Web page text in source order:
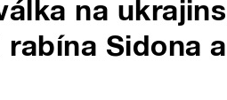
na
Sidona